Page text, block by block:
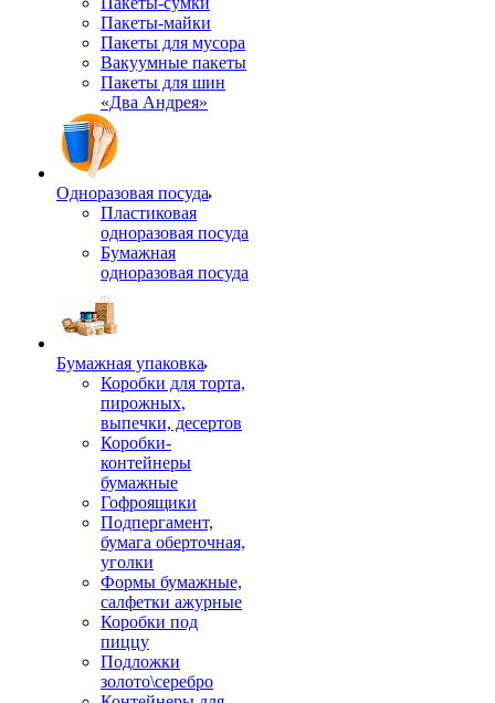
Пакеты-майки
Пакеты для мусора
Вакуумные пакеты
Пакеты для шин
«Два Андрея»
Одноразовая посуда
Пластиковая
одноразовая посуда
Бумажная
одноразовая посуда
Бумажная упаковка
Коробки для торта,
пирожных,
выпечки, десертов
Коробки-
контейнеры
бумажные
Гофроящики
Подпергамент,
бумага оберточная,
уголки
Формы бумажные,
салфетки ажурные
Коробки под
пиццу
Подложки
золото\серебро